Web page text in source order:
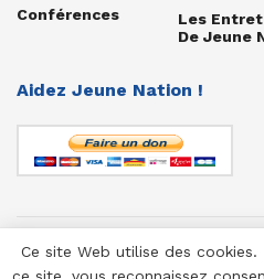
Conférences
Les
De Jeune
Aidez Jeune Nation !
© 1958-2025 Jeune Nation
Ce site Web utilise des